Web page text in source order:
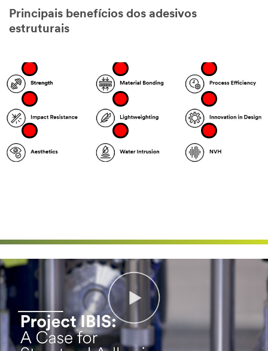
Principais benefícios dos adesivos
estruturais